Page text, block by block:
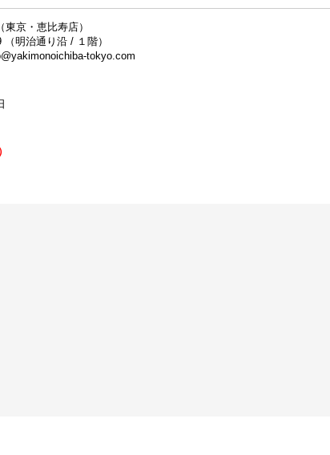
京・恵比寿店）
明治通り沿 / １階）
tokyo.com